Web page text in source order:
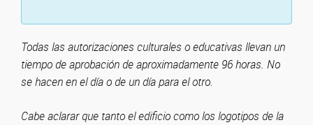
Todas las autorizaciones culturales o educativas llevan un
tiempo de aprobación de aproximadamente 96 horas. No
se hacen en el día o de un día para el otro.
Cabe aclarar que tanto el edificio como los logotipos de la